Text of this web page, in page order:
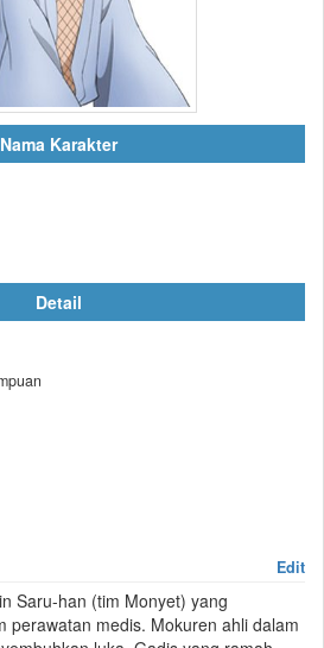
Nama Karakter
Detail
Edit
Saru-han (tim Monyet) yang
perawatan medis. Mokuren ahli dalam